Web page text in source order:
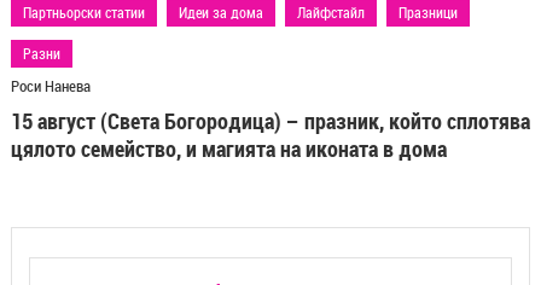
Партньорски статии Идеи за дома Лайфстайл Празници
Разни
Роси Нанева
15 август (Света Богородица) – празник, който сплотява
цялото семейство, и магията на иконата в дома